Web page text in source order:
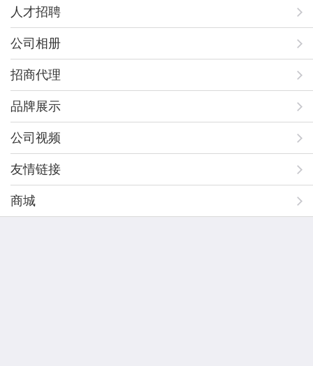
人才招聘
公司相册
招商代理
品牌展示
公司视频
友情链接
商城